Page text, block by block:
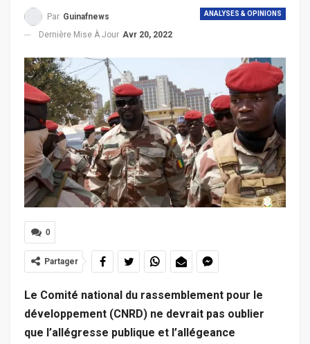
ANALYSES & OPINIONS
Par Guinafnews
Dernière Mise À Jour Avr 20, 2022
0
Partager
Le Comité national du rassemblement pour le
développement (CNRD) ne devrait pas oublier
que l’allégresse publique et l’allégeance